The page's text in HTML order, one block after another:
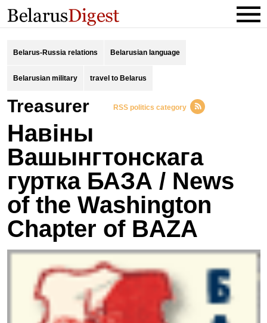
Belarus-Russia relations Belarusian language
Belarusian military travel to Belarus
Treasurer RSS politics category
Навіны
Вашынгтонскага
гуртка БАЗА / News
of the Washington
Chapter of BAZA